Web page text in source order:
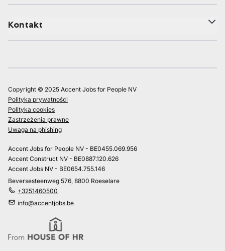
Kontakt
Copyright © 2025 Accent Jobs for People NV
Polityka prywatności
Polityka cookies
Zastrzeżenia prawne
Uwaga na phishing
Accent Jobs for People NV - BE0455.069.956
Accent Construct NV - BE0887.120.626
Accent Jobs NV - BE0654.755.146
Beversesteenweg 576, 8800 Roeselare
+3251460500
info@accentjobs.be